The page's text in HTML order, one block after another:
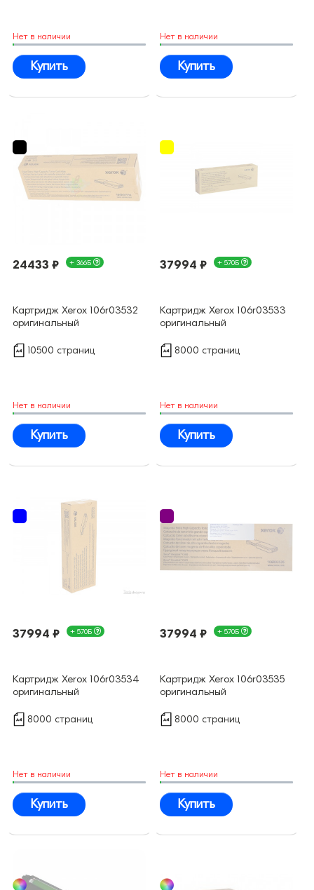
Нет в наличии
Купить
Нет в наличии
Купить
24433 ₽ + 366Б
Картридж Xerox 106r03532
оригинальный
10500 страниц
Нет в наличии
Купить
37994 ₽ + 570Б
Картридж Xerox 106r03533
оригинальный
8000 страниц
Нет в наличии
Купить
37994 ₽ + 570Б
Картридж Xerox 106r03534
оригинальный
8000 страниц
Нет в наличии
Купить
37994 ₽ + 570Б
Картридж Xerox 106r03535
оригинальный
8000 страниц
Нет в наличии
Купить